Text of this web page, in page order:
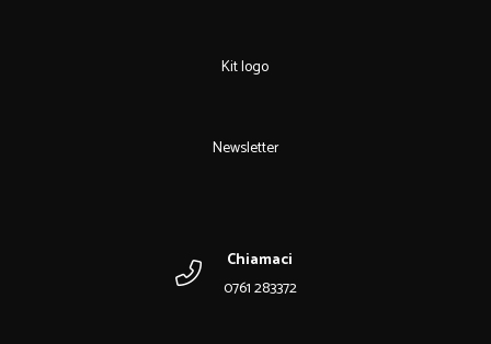
Kit logo
Newsletter
Chiamaci
0761 283372